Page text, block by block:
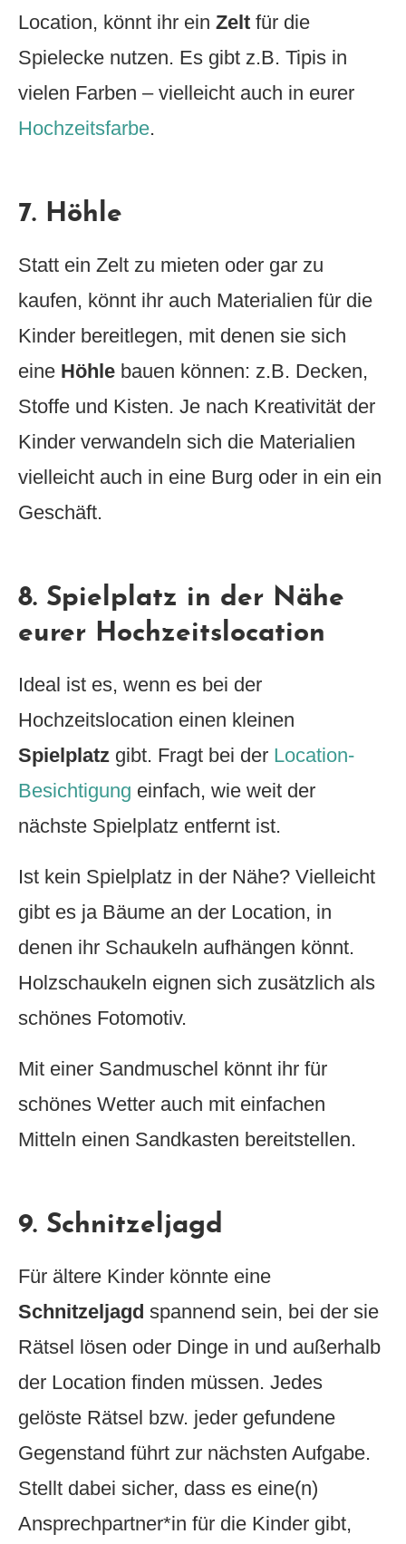
Location, könnt ihr ein Zelt für die
Spielecke nutzen. Es gibt z.B. Tipis in
vielen Farben – vielleicht auch in eurer
Hochzeitsfarbe.
7. Höhle
Statt ein Zelt zu mieten oder gar zu
kaufen, könnt ihr auch Materialien für die
Kinder bereitlegen, mit denen sie sich
eine Höhle bauen können: z.B. Decken,
Stoffe und Kisten. Je nach Kreativität der
Kinder verwandeln sich die Materialien
vielleicht auch in eine Burg oder in ein ein
Geschäft.
8. Spielplatz in der Nähe
eurer Hochzeitslocation
Ideal ist es, wenn es bei der
Hochzeitslocation einen kleinen
Spielplatz gibt. Fragt bei der Location-
Besichtigung einfach, wie weit der
nächste Spielplatz entfernt ist.
Ist kein Spielplatz in der Nähe? Vielleicht
gibt es ja Bäume an der Location, in
denen ihr Schaukeln aufhängen könnt.
Holzschaukeln eignen sich zusätzlich als
schönes Fotomotiv.
Mit einer Sandmuschel könnt ihr für
schönes Wetter auch mit einfachen
Mitteln einen Sandkasten bereitstellen.
9. Schnitzeljagd
Für ältere Kinder könnte eine
Schnitzeljagd spannend sein, bei der sie
Rätsel lösen oder Dinge in und außerhalb
der Location finden müssen. Jedes
gelöste Rätsel bzw. jeder gefundene
Gegenstand führt zur nächsten Aufgabe.
Stellt dabei sicher, dass es eine(n)
Ansprechpartner*in für die Kinder gibt,